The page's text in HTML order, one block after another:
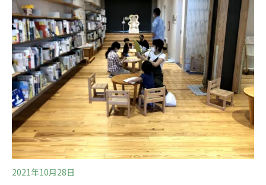
洲國家擁有廣大土地及平原，日本國土面積70%為山區林
地，可居住地有限且高度都市化，導致鄉下沒有年輕人居
住，偏鄉農地或山坡地因而成為巨型太陽能發電廠的首
選。日本為了要在2030年前達到50%的再生能源目標，更
是在小泉前環境相的大力推動下，加速了綠能的進展。
2012年綠能佔總發電量為10%，到了2020年綠能佔比為
21.2%，其中太陽能占8.
2021年10月28日